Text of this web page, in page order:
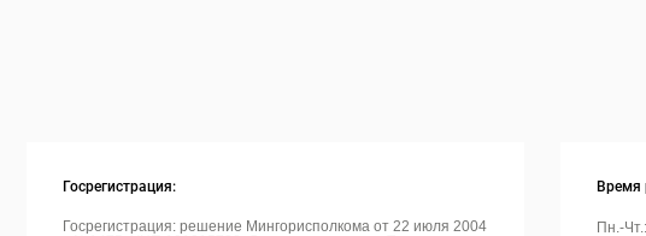
Госрегистрация:
Госрегистрация: решение Мингорисполкома от 22 июля 2004
Время
Пн.-